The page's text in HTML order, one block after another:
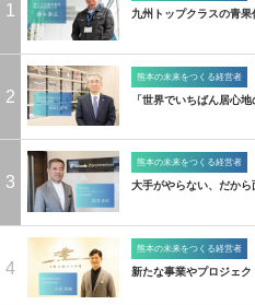
1 九州トップクラスの青
2
熊本の未来をつくる経営者
「世界でいちばん居心
3
熊本の未来をつくる経営者
大手がやらない、だか
4
熊本の未来をつくる経営者
新たな事業やプロジェ